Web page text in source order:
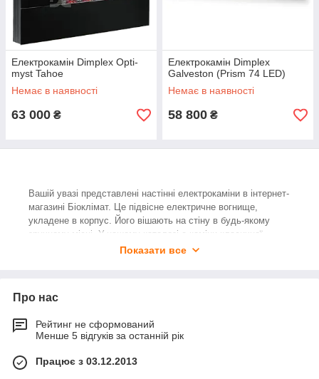
Електрокамін Dimplex Opti-
myst Tahoe
Немає в наявності
63 000 ₴
Електрокамін Dimplex
Galveston (Prism 74 LED)
Немає в наявності
58 800 ₴
Вашій увазі представлені настінні електрокаміни в інтернет-
магазині Біоклімат. Це підвісне електричне вогнище,
укладене в корпус. Його вішають на стіну в будь-якому
зручному місці. У нашому каталозі є каміни класичної
прямокутної форми, широкоформатні моделі, повністю
електричним каміном: для них не потрібно вибудовувати
нішу в стіні, а деяким моделям з лінійки Redway, Bizet,
кілька хвилин. Потрібно тільки визначитися з місцем його
Показати все
Про нас
Рейтинг не сформований
Менше 5 відгуків за останній рік
Працює з 03.12.2013